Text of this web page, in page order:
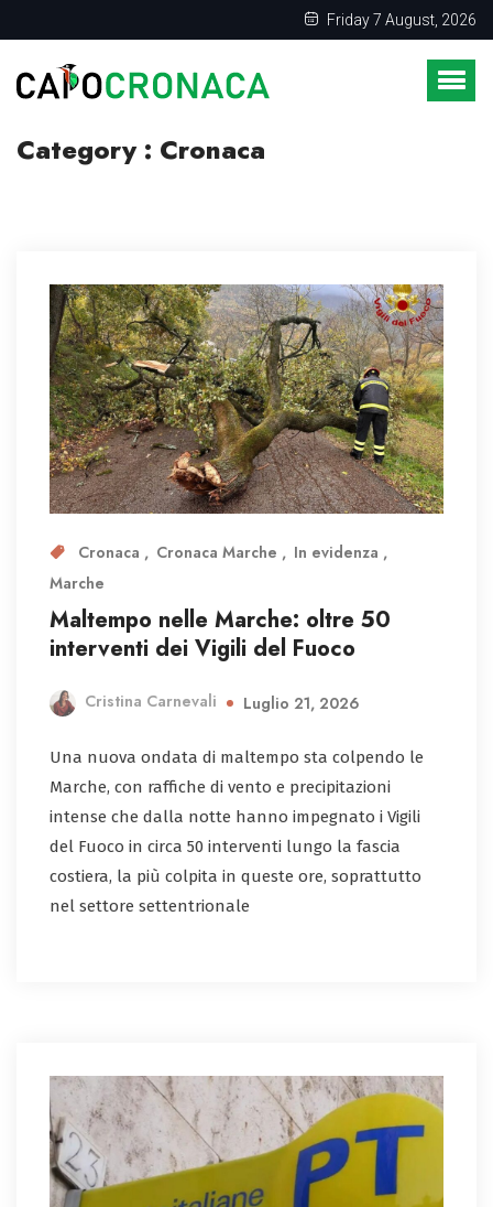
Friday 7 August, 2026
Category : Cronaca
Cronaca Cronaca Marche
In evidenza
Marche
Maltempo nelle Marche: oltre 50
interventi dei Vigili del Fuoco
Cristina Carnevali Luglio 21, 2026
Una nuova ondata di maltempo sta colpendo le
Marche, con raffiche di vento e precipitazioni
intense che dalla notte hanno impegnato i Vigili
del Fuoco in circa 50 interventi lungo la fascia
costiera, la più colpita in queste ore, soprattutto
nel settore settentrionale